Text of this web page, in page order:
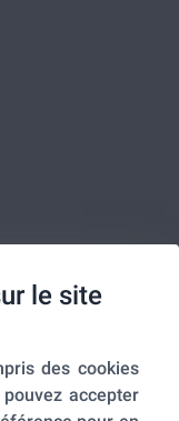
le site
des cookies
accepter